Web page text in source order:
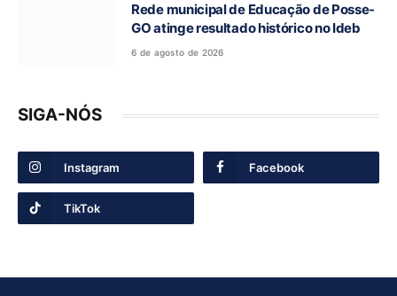
Rede municipal de Educação de Posse-
GO atinge resultado histórico no Ideb
6 de agosto de 2026
SIGA-NÓS
Instagram Facebook
TikTok